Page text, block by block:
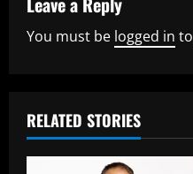
R
a
d
You must be logged in
RELATED STORIES